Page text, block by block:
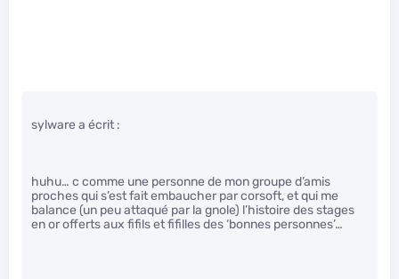
sylware a écrit :
huhu… c comme une personne de mon groupe d’amis
proches qui s’est fait embaucher par corsoft, et qui me
balance (un peu attaqué par la gnole) l’histoire des stages
en or offerts aux fifils et fifilles des ‘bonnes personnes’…